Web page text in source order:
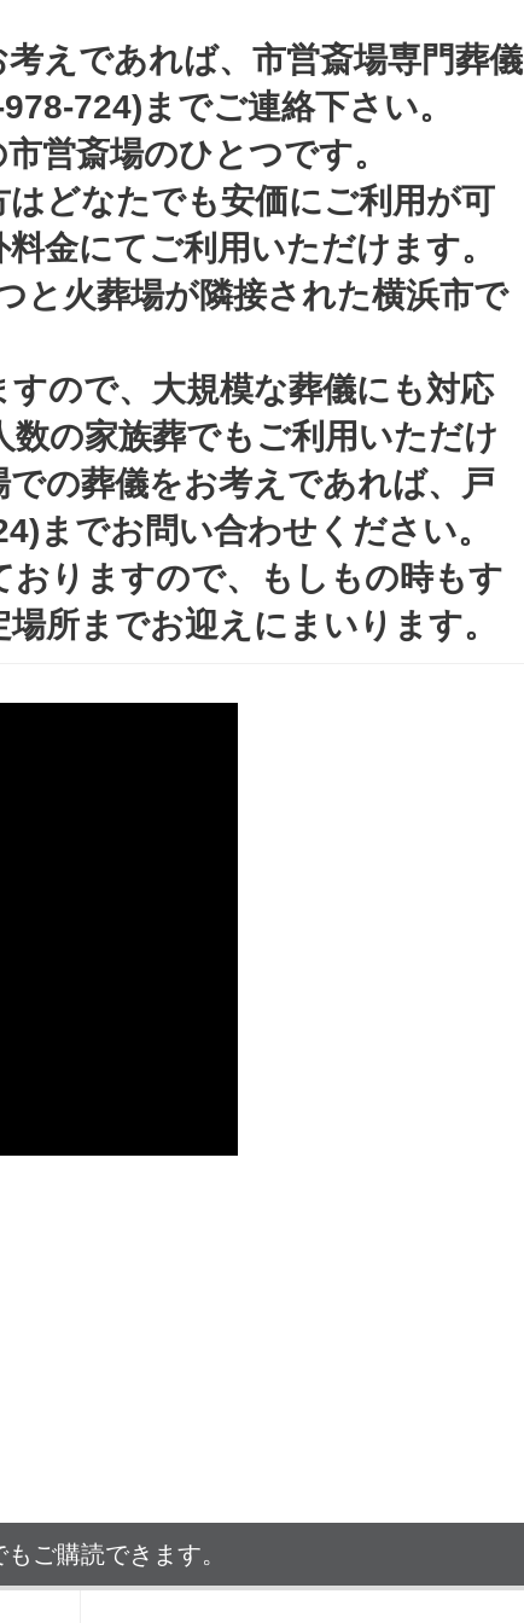
考えであれば、市営斎場専門葬儀
724)までご連絡下さい。
営斎場のひとつです。
どなたでも安価にご利用が可
金にてご利用いただけます。
と火葬場が隣接された横浜市で
ので、大規模な葬儀にも対応
の家族葬でもご利用いただけ
での葬儀をお考えであれば、戸
までお問い合わせください。
おりますので、もしもの時もす
所までお迎えにまいります。
もご購読できます。